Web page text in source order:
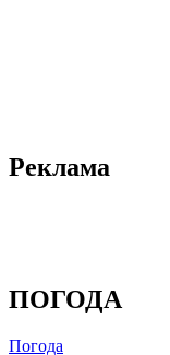
Реклама
ПОГОДА
Погода